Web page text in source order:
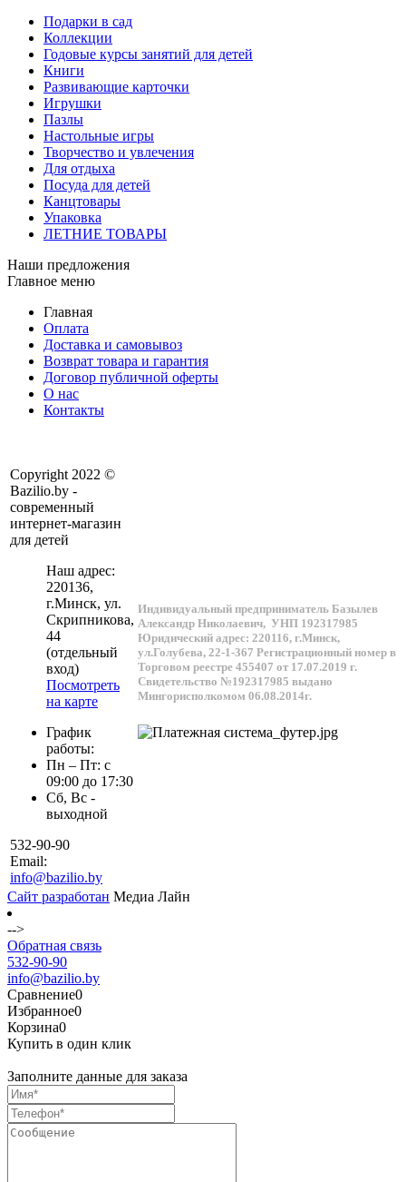
Подарки в сад
Коллекции
Годовые курсы занятий для детей
Книги
Развивающие карточки
Игрушки
Пазлы
Настольные игры
Творчество и увлечения
Для отдыха
Посуда для детей
Канцтовары
Упаковка
ЛЕТНИЕ ТОВАРЫ
Наши предложения
Главное меню
Главная
Оплата
Доставка и самовывоз
Возврат товара и гарантия
Договор публичной оферты
О нас
Контакты
Copyright 2022 ©
Bazilio.by -
современный
интернет-магазин
для детей
Наш адрес:
220136,
г.Минск, ул.
Скрипникова,
44
(отдельный
вход)
Посмотреть
на карте
График
работы:
Пн – Пт: с
09:00 до 17:30
Сб, Вс -
выходной
532-90-90
Email:
info@bazilio.by
Индивидуальный предприниматель Базылев
Александр Николаевич, УНП 192317985
Юридический адрес: 220116, г.Минск,
ул.Голубева, 22-1-367 Регистрационный номер в
Торговом реестре 455407 от 17.07.2019 г.
Свидетельство №192317985 выдано
Мингорисполкомом 06.08.2014г.
Сайт разработан Медиа Лайн
-->
Обратная связь
532-90-90
info@bazilio.by
Сравнение0
Избранное0
Корзина0
Купить в один клик
Заполните данные для заказа